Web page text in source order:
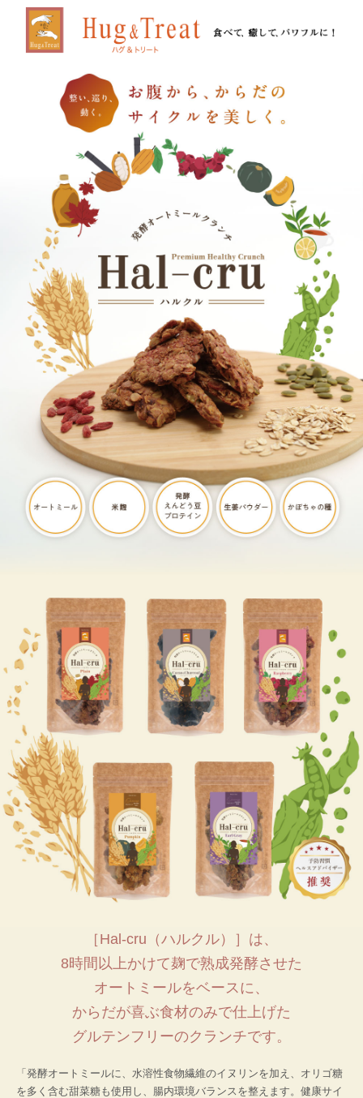
［Hal-cru（ハルクル）］は、
8時間以上かけて麹で熟成発酵させた
オートミールをベースに、
からだが喜ぶ食材のみで仕上げた
グルテンフリーのクランチです。
「発酵オートミールに、水溶性食物繊維のイヌリンを加え、オリゴ糖
を多く含む甜菜糖も使用し、腸内環境バランスを整えます。健康サイ